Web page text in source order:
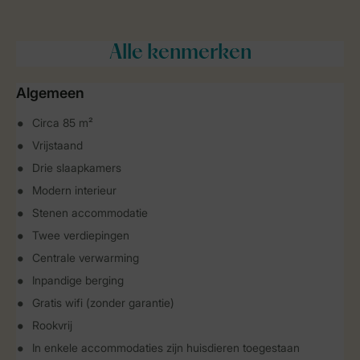
Alle kenmerken
Algemeen
Circa 85 m²
Vrijstaand
Drie slaapkamers
Modern interieur
Stenen accommodatie
Twee verdiepingen
Centrale verwarming
Inpandige berging
Gratis wifi (zonder garantie)
Rookvrij
In enkele accommodaties zijn huisdieren toegestaan